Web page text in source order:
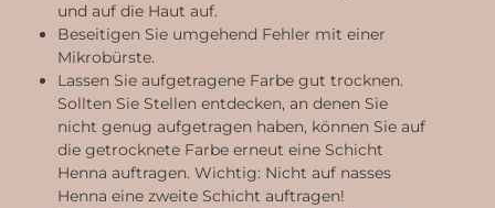
und auf die Haut auf.
Beseitigen Sie umgehend Fehler mit einer
Mikrobürste.
Lassen Sie aufgetragene Farbe gut trocknen.
Sollten Sie Stellen entdecken, an denen Sie
nicht genug aufgetragen haben, können Sie auf
die getrocknete Farbe erneut eine Schicht
Henna auftragen. Wichtig: Nicht auf nasses
Henna eine zweite Schicht auftragen!